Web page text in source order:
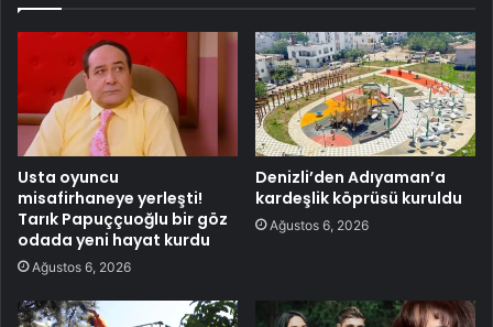
Usta oyuncu
misafirhaneye yerleşti!
Tarık Papuççuoğlu bir göz
odada yeni hayat kurdu
Ağustos 6, 2026
Denizli’den Adıyaman’a
kardeşlik köprüsü kuruldu
Ağustos 6, 2026